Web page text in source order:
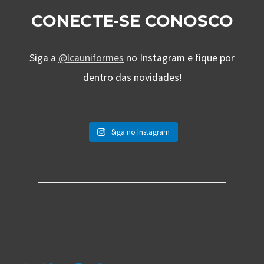
CONECTE-SE CONOSCO
Siga a @lcauniformes no Instagram e fique por
dentro das novidades!
Siga no Instagram